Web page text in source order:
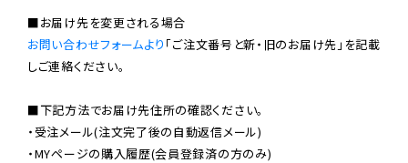
お問い合わせフォームより 「ご注文番号と新・旧のお届け先」を記載
しご連絡ください。
■下記方法でお届け先住所の確認ください。
・受注メール(注文完了後の自動返信メール)
・MYページの購入履歴(会員登録済の方のみ)